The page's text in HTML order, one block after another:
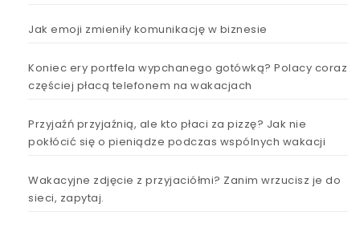
Jak emoji zmieniły komunikację w biznesie
Koniec ery portfela wypchanego gotówką? Polacy coraz
częściej płacą telefonem na wakacjach
Przyjaźń przyjaźnią, ale kto płaci za pizzę? Jak nie
pokłócić się o pieniądze podczas wspólnych wakacji
Wakacyjne zdjęcie z przyjaciółmi? Zanim wrzucisz je do
sieci, zapytaj.